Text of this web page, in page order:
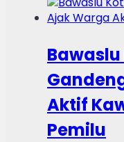
Aktif
Pemilu